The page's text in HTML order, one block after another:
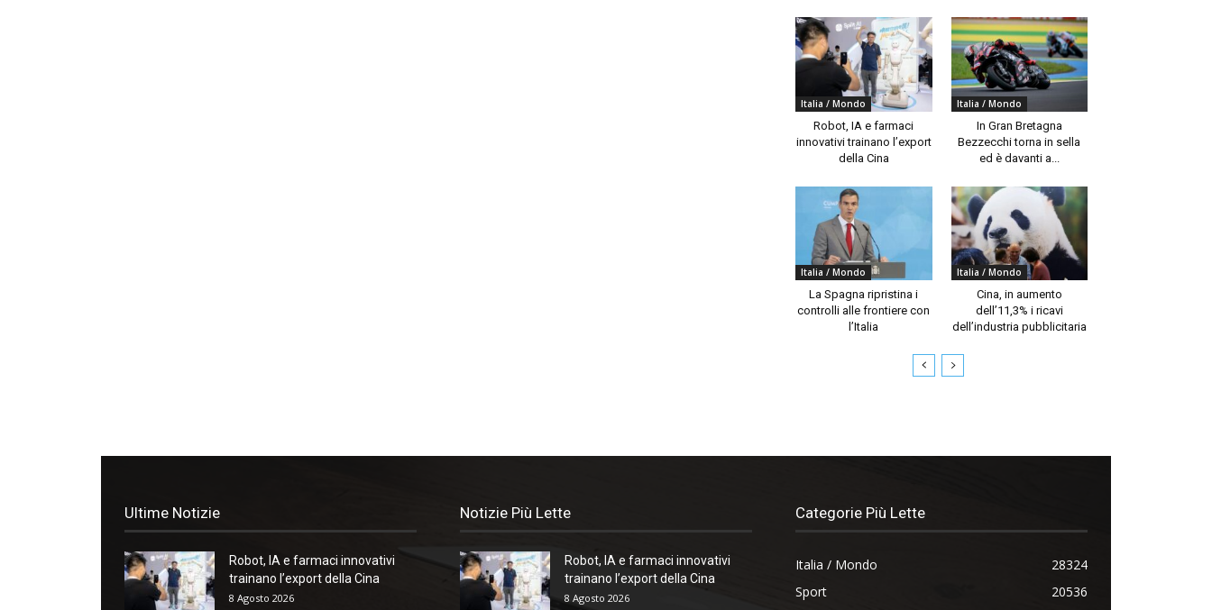
Italia / Mondo
Robot, IA e farmaci
innovativi trainano l’export
della Cina
Italia / Mondo
In Gran Bretagna
Bezzecchi torna in sella
ed è davanti a...
Italia / Mondo
La Spagna ripristina i
controlli alle frontiere con
l’Italia
Italia / Mondo
Cina, in aumento
dell’11,3% i ricavi
dell’industria pubblicitaria
Ultime Notizie
Robot, IA e farmaci innovativi
trainano l’export della Cina
8 Agosto 2026
Notizie Più Lette
Robot, IA e farmaci innovativi
trainano l’export della Cina
8 Agosto 2026
Categorie Più Lette
Italia / Mondo
28324
Sport
20536